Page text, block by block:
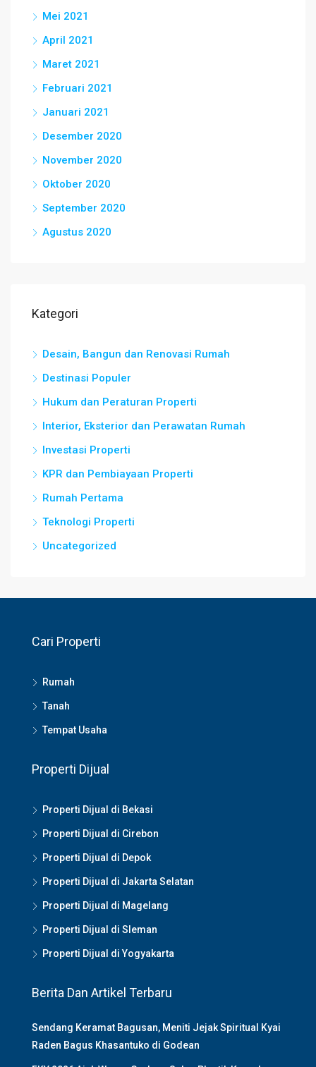
Mei 2021
April 2021
Maret 2021
Februari 2021
Januari 2021
Desember 2020
November 2020
Oktober 2020
September 2020
Agustus 2020
Kategori
Desain, Bangun dan Renovasi Rumah
Destinasi Populer
Hukum dan Peraturan Properti
Interior, Eksterior dan Perawatan Rumah
Investasi Properti
KPR dan Pembiayaan Properti
Rumah Pertama
Teknologi Properti
Uncategorized
Cari Properti
Rumah
Tanah
Tempat Usaha
Properti Dijual
Properti Dijual di Bekasi
Properti Dijual di Cirebon
Properti Dijual di Depok
Properti Dijual di Jakarta Selatan
Properti Dijual di Magelang
Properti Dijual di Sleman
Properti Dijual di Yogyakarta
Berita Dan Artikel Terbaru
Sendang Keramat Bagusan, Meniti Jejak Spiritual Kyai
Raden Bagus Khasantuko di Godean